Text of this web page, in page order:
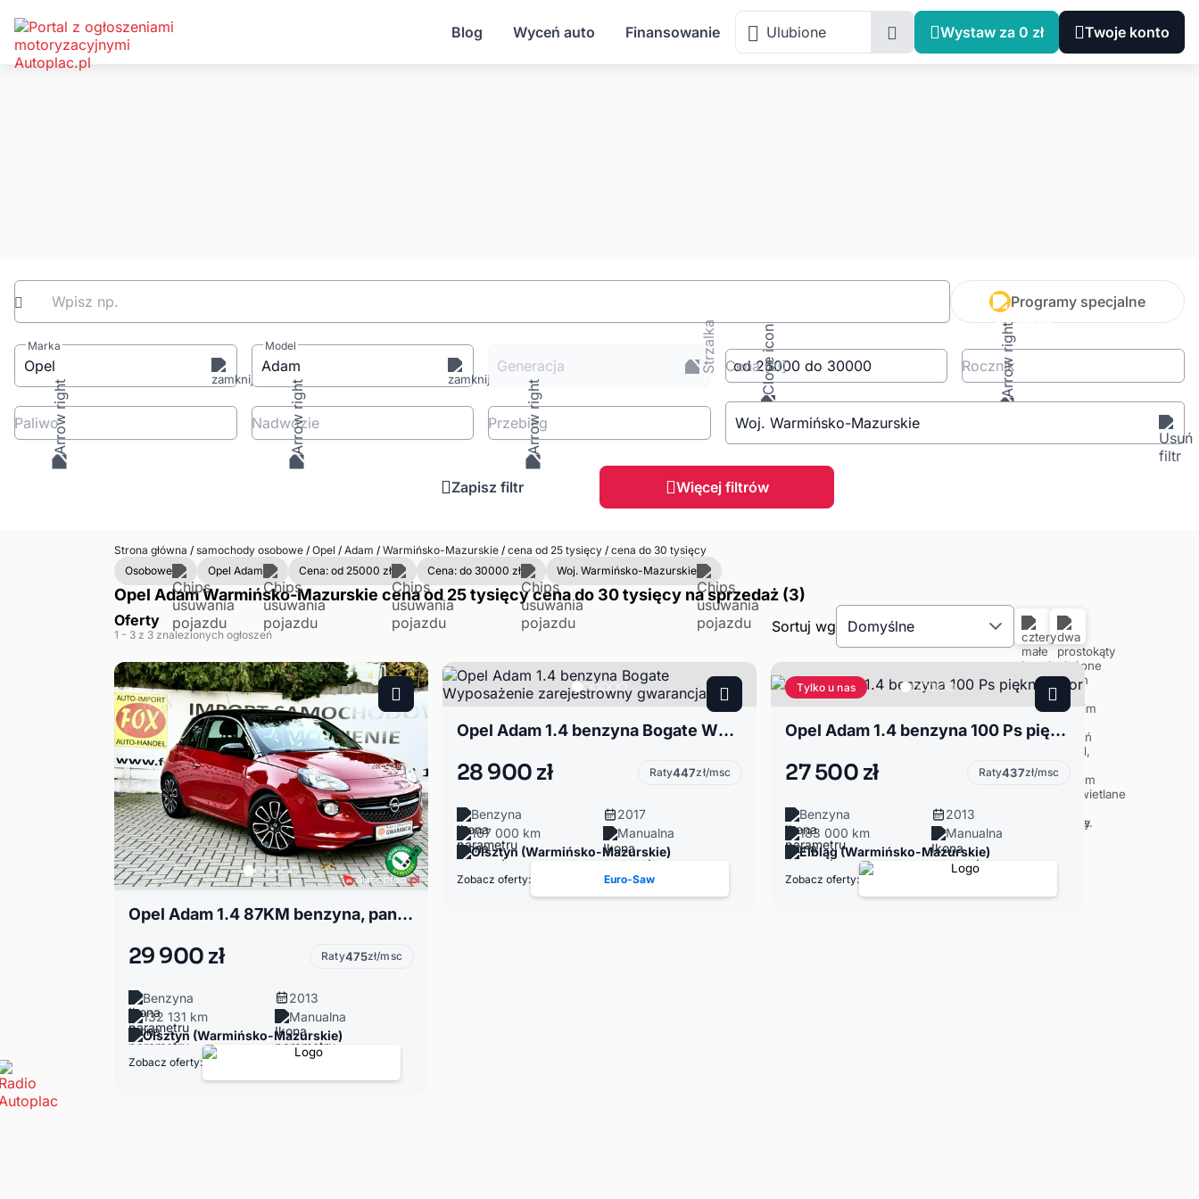
Blog Wyceń auto Finansowanie Ulubione Wystaw za 0 zł Twoje konto
Wpisz np. Programy specjalne
Marka
Opel
Model
Adam Generacja Cena[zł] Rocznik
Paliwo Nadwozie Przebieg Woj. Warmińsko-Mazurskie
Zapisz filtr Więcej filtrów
Strona główna /samochody osobowe /Opel /Adam /Warmińsko-Mazurskie /cena od 25 tysięcy /cena do 30 tysięcy
Osobowe
Opel Adam Cena: od 25000 zł Cena: do 30000 zł Woj. Warmińsko-Mazurskie
Opel Adam Warmińsko-Mazurskie cena od 25 tysięcy cena do 30 tysięcy na sprzedaż (3)
Oferty
1 - 3 z 3 znalezionych ogłoszeń Sortuj wg Domyślne
Opel Adam 1.4 87KM benzyna, panoramadach, klimatronik
29 900 zł Raty475zł/msc
Benzyna
2013
132 131 km
Manualna
Olsztyn (Warmińsko-Mazurskie)
Zobacz oferty:
Opel Adam 1.4 benzyna Bogate Wyposażenie zarejestrowny gwarancja
28 900 zł Raty447zł/msc
Benzyna
2017
167 000 km
Manualna
Olsztyn (Warmińsko-Mazurskie)
Zobacz oferty: Euro-Saw
Tylko u nas
Opel Adam 1.4 benzyna 100 Ps piękny kolor
27 500 zł Raty437zł/msc
Benzyna
2013
183 000 km
Manualna
Elbląg (Warmińsko-Mazurskie)
Zobacz oferty: